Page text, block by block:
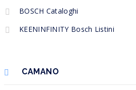
BOSCH Cataloghi
KEENINFINITY Bosch Listini
CAMANO